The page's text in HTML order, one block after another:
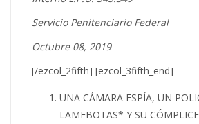
Servicio Penitenciario Federal
Octubre 08, 2019
[/ezcol_2fifth] [ezcol_3fifth_end]
UNA CÁMARA ESPÍA, UN
LAMEBOTAS* Y SU